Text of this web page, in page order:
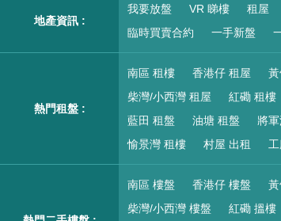
地產資訊 :
我要放盤 VR 睇樓 租屋
臨時買賣合約
一手新盤
熱門租盤 :
南區 租樓 香港仔 租屋
柴灣/小西灣 租屋
紅磡 租樓
藍田 租盤
油塘 租盤 將
愉景灣 租樓
村屋 出租
南區 樓盤 香港仔 樓盤
柴灣/小西灣 樓盤
紅磡 搵樓